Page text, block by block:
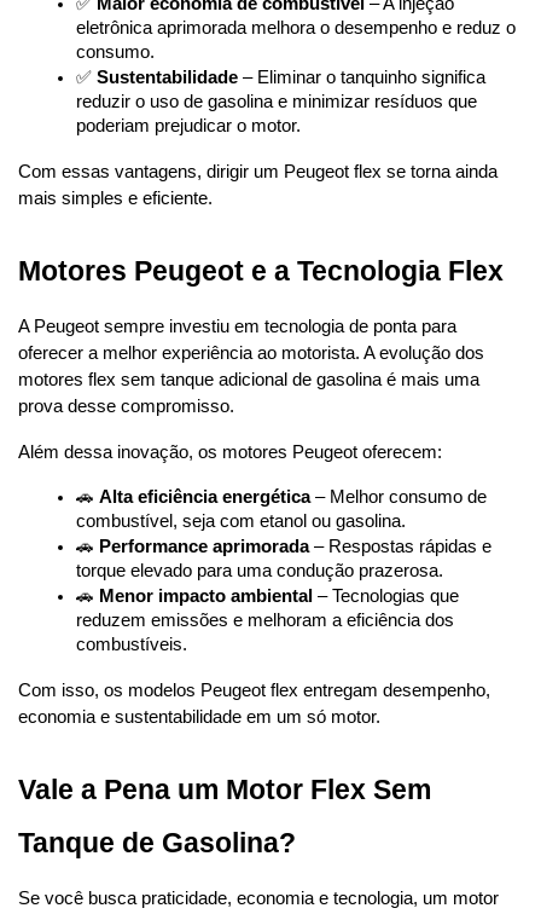
eletrônica aprimorada melhora o desempenho e reduz o
consumo.
✅ Sustentabilidade – Eliminar o tanquinho significa
reduzir o uso de gasolina e minimizar resíduos que
poderiam prejudicar o motor.
Com essas vantagens, dirigir um Peugeot flex se torna ainda
mais simples e eficiente.
Motores Peugeot e a Tecnologia Flex
A Peugeot sempre investiu em tecnologia de ponta para
oferecer a melhor experiência ao motorista. A evolução dos
motores flex sem tanque adicional de gasolina é mais uma
prova desse compromisso.
Além dessa inovação, os motores Peugeot oferecem:
🚗 Alta eficiência energética – Melhor consumo de
combustível, seja com etanol ou gasolina.
🚗 Performance aprimorada – Respostas rápidas e
torque elevado para uma condução prazerosa.
🚗 Menor impacto ambiental – Tecnologias que
reduzem emissões e melhoram a eficiência dos
combustíveis.
Com isso, os modelos Peugeot flex entregam desempenho,
economia e sustentabilidade em um só motor.
Vale a Pena um Motor Flex Sem
Tanque de Gasolina?
Se você busca praticidade, economia e tecnologia, um motor